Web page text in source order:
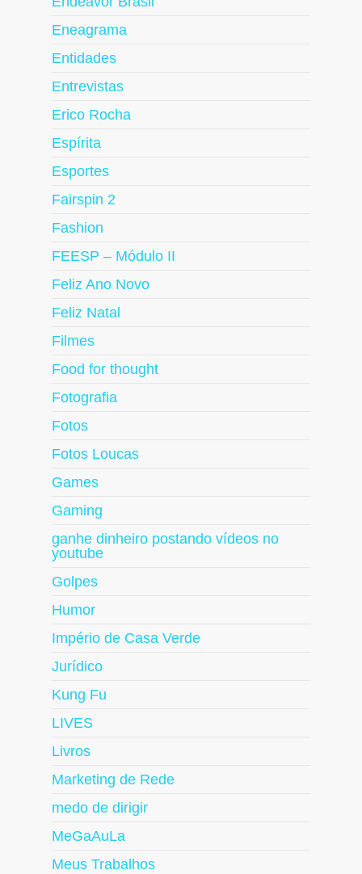
Eneagrama
Entidades
Entrevistas
Erico Rocha
Espírita
Esportes
Fairspin 2
Fashion
FEESP – Módulo II
Feliz Ano Novo
Feliz Natal
Filmes
Food for thought
Fotografia
Fotos
Fotos Loucas
Games
Gaming
ganhe dinheiro postando vídeos no
youtube
Golpes
Humor
Império de Casa Verde
Jurídico
Kung Fu
LIVES
Livros
Marketing de Rede
medo de dirigir
MeGaAuLa
Meus Trabalhos